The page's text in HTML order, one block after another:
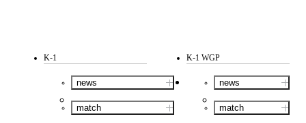
K-1
news
match
K-1 WGP
news
match